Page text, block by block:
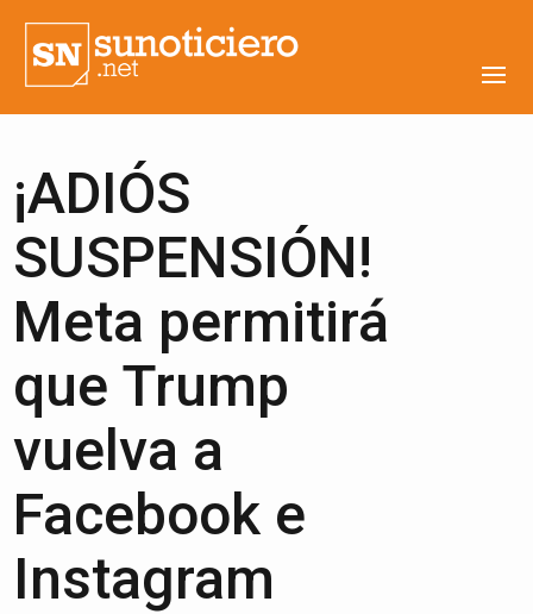
¡ADIÓS
SUSPENSIÓN!
Meta permitirá
que Trump
vuelva a
Facebook e
Instagram